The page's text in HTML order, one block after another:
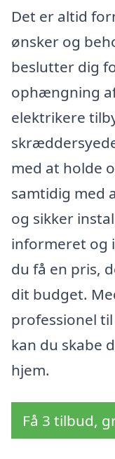
Det er altid
ønsker og
beslutter dig
ophængning
elektrikere
med at holde
samtidig med
og sikker
informeret og
du få en pris,
dit budget.
professionel
kan du skabe
hjem.
Få 3 tilbud,